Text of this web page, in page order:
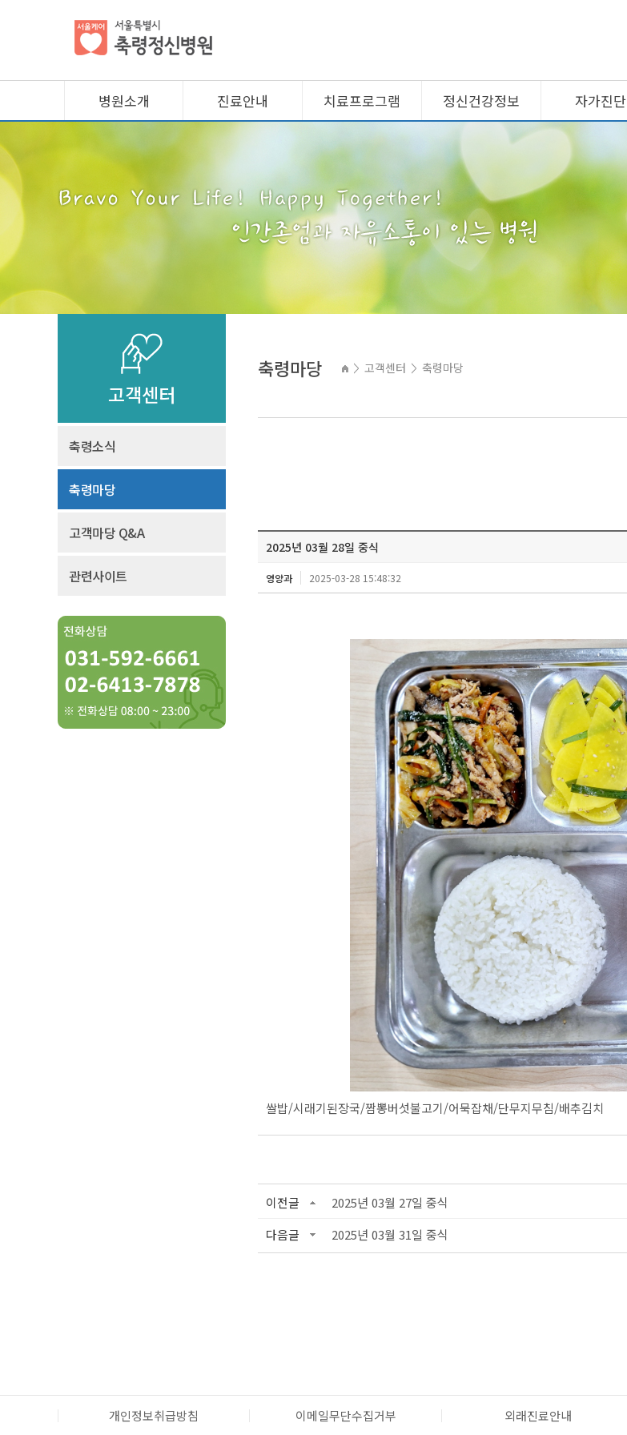
병원소개 진료안내 치료프로그램 정신건강정보 자가진단
고객센터
축령소식
축령마당
고객마당 Q&A
관련사이트
축령마당 > 고객센터 > 축령마당
2025년 03월 28일 중식
영양과 2025-03-28 15:48:32
쌀밥/시래기된장국/짬뽕버섯불고기/어묵잡채/단무지무침/배추김치
이전글
2025년 03월 27일 중식
다음글
2025년 03월 31일 중식
개인정보취급방침 이메일무단수집거부 외래진료안내